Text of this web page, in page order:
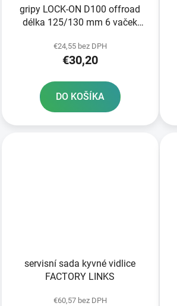
gripy LOCK-ON D100 offroad
délka 125/130 mm 6 vaček
€24,55 bez DPH
€30,20
DO KOŠÍKA
servisní sada kyvné vidlice
FACTORY LINKS
€60,57 bez DPH